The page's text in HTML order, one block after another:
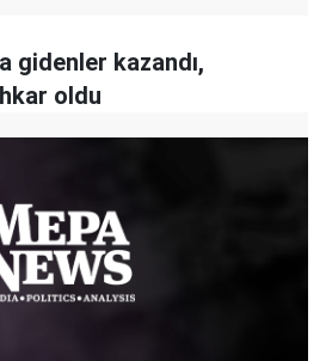
gidenler kazandı,
oldu